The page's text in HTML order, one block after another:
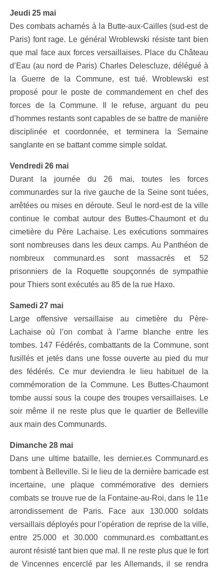
Jeudi 25 mai
Des combats acharnés à la Butte-aux-Cailles (sud-est de
Paris) font rage. Le général Wroblewski résiste tant bien
que mal face aux forces versaillaises. Place du Château
d’Eau (au nord de Paris) Charles Delescluze, délégué à
la Guerre de la Commune, est tué. Wroblewski est
proposé pour le poste de commandement en chef des
forces de la Commune. Il le refuse, arguant du peu
d’hommes restants sont capables de se battre de manière
disciplinée et coordonnée, et terminera la Semaine
sanglante en se battant comme simple soldat.
Vendredi 26 mai
Durant la journée du 26 mai, toutes les forces
communardes sur la rive gauche de la Seine sont tuées,
arrêtées ou mises en déroute. Seul le nord-est de la ville
continue le combat autour des Buttes-Chaumont et du
cimetière du Père Lachaise. Les exécutions sommaires
sont nombreuses dans les deux camps. Au Panthéon de
nombreux communard.es sont massacrés et 52
prisonniers de la Roquette soupçonnés de sympathie
pour Thiers sont exécutés au 85 de la rue Haxo.
Samedi 27 mai
Large offensive versaillaise au cimetière du Père-
Lachaise où l’on combat à l’arme blanche entre les
tombes. 147 Fédérés, combattants de la Commune, sont
fusillés et jetés dans une fosse ouverte au pied du mur
des fédérés. Ce mur deviendra le lieu habituel de la
commémoration de la Commune. Les Buttes-Chaumont
tombe aussi sous la coupe des troupes versaillaises. Le
soir même il ne reste plus que le quartier de Belleville
aux main des Communards.
Dimanche 28 mai
Dans une ultime bataille, les dernier.es Communard.es
tombent à Belleville. Si le lieu de la dernière barricade est
incertaine, une plaque commémorative des derniers
combats se trouve rue de la Fontaine-au-Roi, dans le 11e
arrondissement de Paris. Face aux 130.000 soldats
versaillais déployés pour l’opération de reprise de la ville,
entre 25.000 et 30.000 communard.es combattant.es
auront résisté tant bien que mal. Il ne reste plus que le fort
de Vincennes encerclé par les Allemands, il se rendra